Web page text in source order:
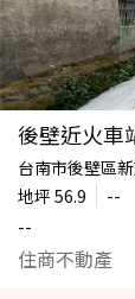
台南市後壁區
地坪 56.9
--
--
住商不動產